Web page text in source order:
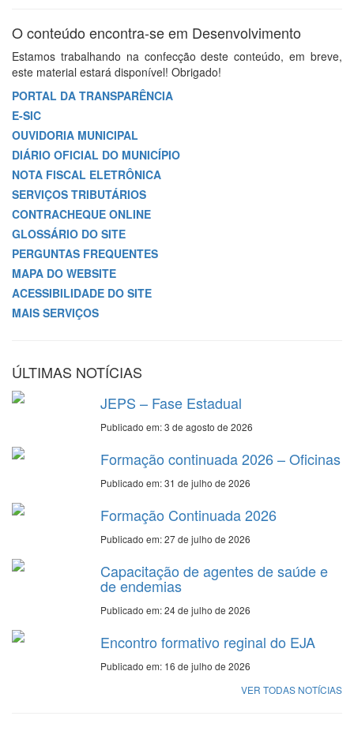
O conteúdo encontra-se em Desenvolvimento
Estamos trabalhando na confecção deste conteúdo, em breve,
este material estará disponível! Obrigado!
PORTAL DA TRANSPARÊNCIA
E-SIC
OUVIDORIA MUNICIPAL
DIÁRIO OFICIAL DO MUNICÍPIO
NOTA FISCAL ELETRÔNICA
SERVIÇOS TRIBUTÁRIOS
CONTRACHEQUE ONLINE
GLOSSÁRIO DO SITE
PERGUNTAS FREQUENTES
MAPA DO WEBSITE
ACESSIBILIDADE DO SITE
MAIS SERVIÇOS
ÚLTIMAS NOTÍCIAS
JEPS – Fase Estadual
Publicado em: 3 de agosto de 2026
Formação continuada 2026 – Oficinas
Publicado em: 31 de julho de 2026
Formação Continuada 2026
Publicado em: 27 de julho de 2026
Capacitação de agentes de saúde e
de endemias
Publicado em: 24 de julho de 2026
Encontro formativo reginal do EJA
Publicado em: 16 de julho de 2026
VER TODAS NOTÍCIAS